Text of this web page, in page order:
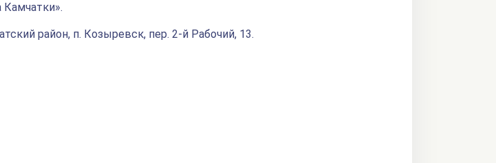
район, п. Козыревск, пер. 2-й Рабочий, 13.